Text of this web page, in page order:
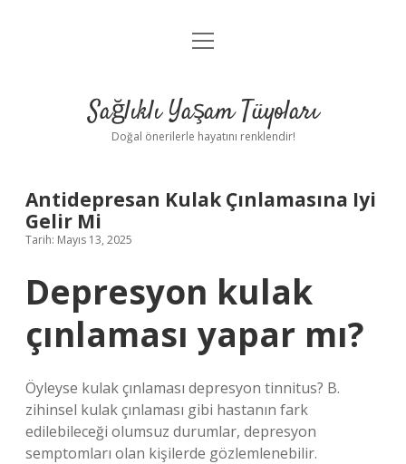
Anasayfa
Yasal Uyarı
menüyü
Sağlıklı Yaşam Tüyoları
Doğal önerilerle hayatını renklendir!
Antidepresan Kulak Çınlamasına Iyi
Gelir Mi
Tarih: Mayıs 13, 2025
Depresyon kulak
çınlaması yapar mı?
Öyleyse kulak çınlaması depresyon tinnitus? B.
zihinsel kulak çınlaması gibi hastanın fark
edilebileceği olumsuz durumlar, depresyon
semptomları olan kişilerde gözlemlenebilir.